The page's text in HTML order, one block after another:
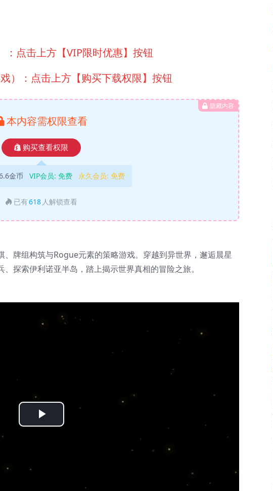
点击上方【VIP限时优惠】按钮
）：点击上方【购买下载权限】按钮
隐藏内容
本内容需权限查看
购买查看权限
金币 VIP会员: 免费 永久会员: 免费
已有618 人解锁查看
牌组构筑与Rogue元素的策略游戏。穿越到异世界，邂逅晨星
探索伊利诺亚半岛，踏上揭示世界真相的冒险之旅。
Play